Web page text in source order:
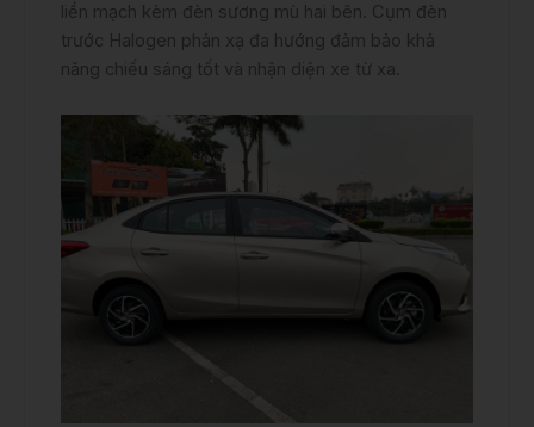
liền mạch kèm đèn sương mù hai bên. Cụm đèn
trước Halogen phản xạ đa hướng đảm bảo khả
năng chiếu sáng tốt và nhận diện xe từ xa.